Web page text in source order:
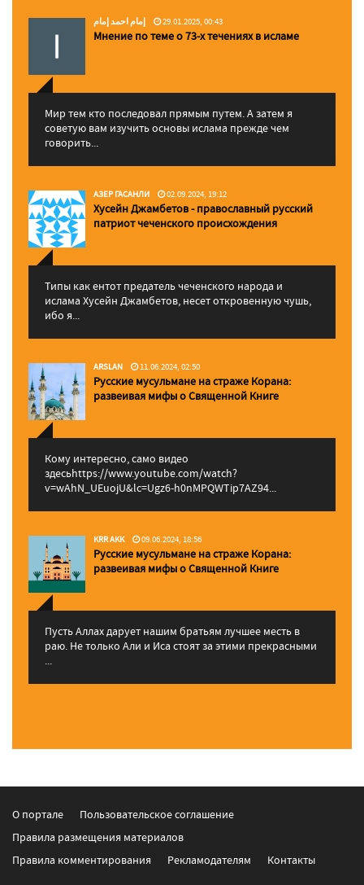
إمام احمد إمام 29.01.2025, 00:43
Мнение по теме о 73-х течениях в исламе
Мир тем кто последовал прямым путем. А затем я
советую вам изучить основы ислама прежде чем
говорить...
АЗЕР ГАСАНЛИ 02.09.2024, 19:12
Хусейн Джамбетов - православный русский
патриот чеченского происхождения
Типы как ентот предатель чеченского народа и
ислама Хусейн Джамбетов, несет откровенную чушь,
ибо я...
ARSLAN 11.06.2024, 02:50
Русские мусульмане на страже Корана:
pазвеивая мифы о Священной Книге
Кому интересно, само видео
здесьhttps://www.youtube.com/watch?
v=wAhN_UEuojU&lc=Ugz6-h0nMPQWTip7AZ94...
KRR AKK 09.06.2024, 18:56
Русские мусульмане на страже Корана:
pазвеивая мифы о Священной Книге
Пусть Аллах дарует нашим братьям лучшее месть в
раю. Не только Али и Иса стоят за этими прекрасными
...
О портале
Пользовательское соглашение
Правила размещения материалов
Правила комментирования
Рекламодателям Контакты